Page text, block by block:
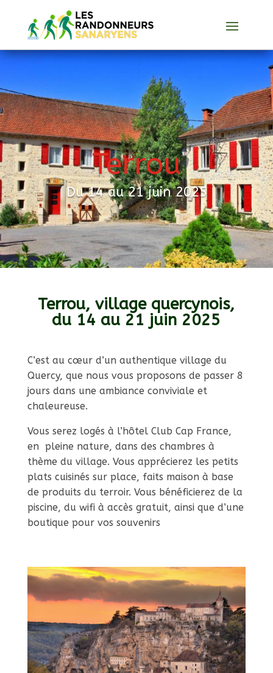
Terrou
Du 14 au 21 juin 2025
Terrou, village quercynois,
du 14 au 21 juin 2025
C’est au cœur d’un authentique village du
Quercy, que nous vous proposons de passer 8
jours dans une ambiance conviviale et
chaleureuse.
Vous serez logés à l’hôtel Club Cap France,
en pleine nature, dans des chambres à
thème du village. Vous apprécierez les petits
plats cuisinés sur place, faits maison à base
de produits du terroir. Vous bénéficierez de la
piscine, du wifi à accès gratuit, ainsi que d’une
boutique pour vos souvenirs